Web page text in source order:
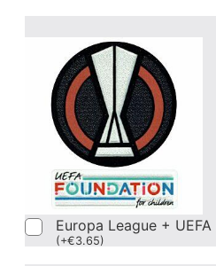
Europa League +
(+€3.65)